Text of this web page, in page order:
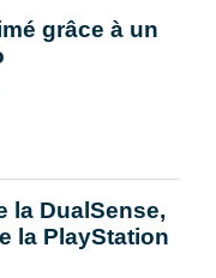
grâce à un
la DualSense,
la PlayStation